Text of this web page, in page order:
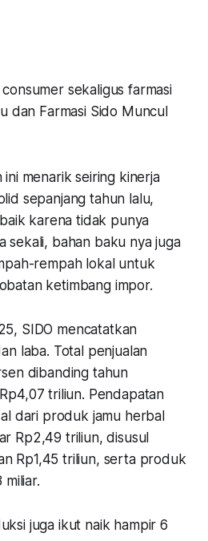
sekaligus farmasi
dan Farmasi Sido Muncul
menarik seiring kinerja
sepanjang tahun lalu,
karena tidak punya
sekali, bahan baku nya juga
rempah lokal untuk
ketimbang impor.
SIDO mencatatkan
laba. Total penjualan
dibanding tahun
triliun. Pendapatan
dari produk jamu herbal
Rp2,49 triliun, disusul
Rp1,45 triliun, serta produk
miliar.
juga ikut naik hampir 6